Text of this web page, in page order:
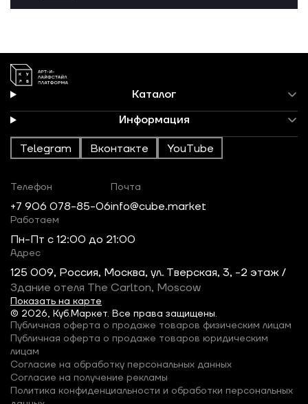
Каталог
Информация
Telegram Вконтакте YouTube
© 2026, Куб.Маркет. Все права защищены.
Телефон
+7 906 078-85-06
Почта
info@cube.market
Работаем
Пн-Пт c 12:00 до 21:00
Адрес
125 009, Россия, Москва, ул. Тверская, 3, -2 этаж /
Здание отеля The Carlton, Moscow
Показать на карте
Публичная оферта о продаже товаров физическим лицам
Публичная оферта о продаже товаров юридическим
лицам
Согласие на обработку персональных данных
Согласие на получение рекламы
Политика конфиденциальности и обработки персональных